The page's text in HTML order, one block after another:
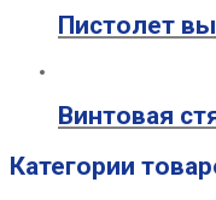
Пистолет
Винтовая
Категории